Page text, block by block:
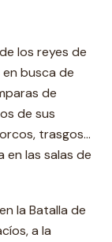
los reyes de
busca de
de
de sus
trasgos…
en las salas de
la Batalla de
a la